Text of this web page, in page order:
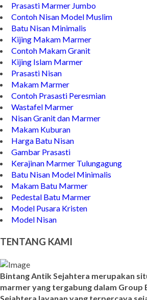
Makam Marmer Islam
Prasasti Marmer Jumbo
Contoh Nisan Model Muslim
Batu Nisan Minimalis
Kijing Makam Marmer
Contoh Makam Granit
Kijing Islam Marmer
Prasasti Nisan
Makam Marmer
Contoh Prasasti Peresmian
Wastafel Marmer
Nisan Granit dan Marmer
Makam Kuburan
Harga Batu Nisan
Gambar Prasasti
Kerajinan Marmer Tulungagung
Batu Nisan Model Minimalis
Makam Batu Marmer
Pedestal Batu Marmer
Model Pusara Kristen
Model Nisan
TENTANG KAMI
Bintang Antik Sejahtera merupakan